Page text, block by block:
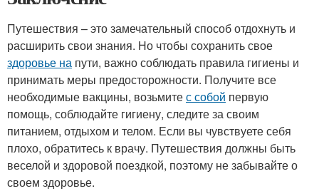
Путешествия – это замечательный способ отдохнуть и
расширить свои знания. Но чтобы сохранить свое
здоровье на пути, важно соблюдать правила гигиены и
принимать меры предосторожности. Получите все
необходимые вакцины, возьмитес собой первую
помощь, соблюдайте гигиену, следите за своим
питанием, отдыхом и телом. Если вы чувствуете себя
плохо, обратитесь к врачу. Путешествия должны быть
веселой и здоровой поездкой, поэтому не забывайте о
своем здоровье.